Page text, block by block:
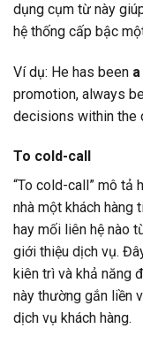
dụng cụm từ này
hệ thống cấp bậc
Ví dụ: He has been
promotion, always
decisions within the
To cold-call
“To cold-call” mô tả
nhà một khách hàng
hay mối liên hệ nào
giới thiệu dịch vụ.
kiên trì và khả năng
này thường gắn liền
dịch vụ khách hàng.